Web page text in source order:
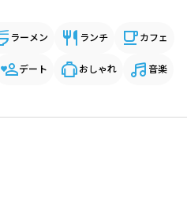
ラーメン ランチ カフェ
デート おしゃれ 音楽